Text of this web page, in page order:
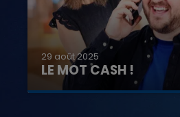
29 août 2025
LE MOT CASH !